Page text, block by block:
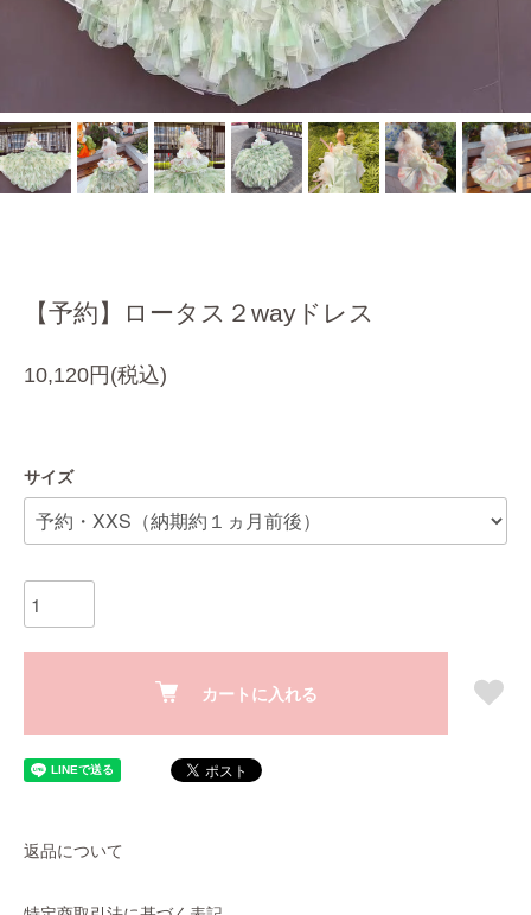
【予約】ロータス２wayドレス
10,120円(税込)
サイズ
カートに入れる
返品について